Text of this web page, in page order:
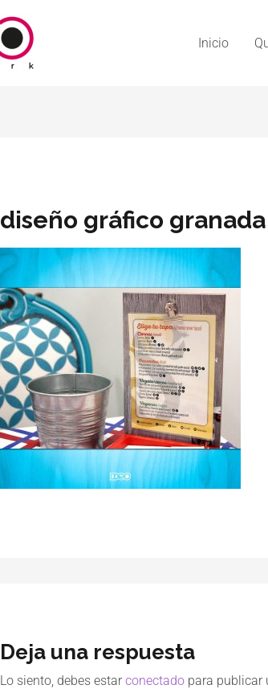
Inicio
diseño gráfico
Deja una respuesta
Lo siento, debes estar conectadopara publicar